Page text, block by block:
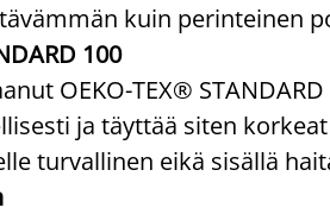
kuin perinteinen
100
OEKO-TEX®
ja täyttää siten
turvallinen eikä sisällä